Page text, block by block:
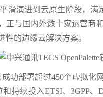
滑演进到云原生阶段，满
正与国内外数十家运营商
的边缘云解决方案。
功部署超过450个虚拟化
持续投入ETSI、3GPP、